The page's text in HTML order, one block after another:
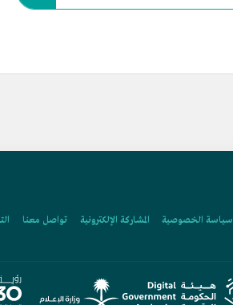
سياسة الخصوصية المشاركة الإلكترونية تواصل معنا